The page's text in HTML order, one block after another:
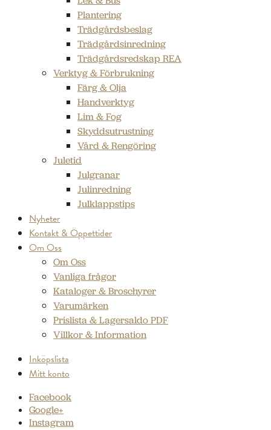
Plantering
Trädgårdsbeslag
Trädgårdsinredning
Trädgårdsredskap REA
Verktyg & Förbrukning
Färg & Olja
Handverktyg
Lim & Fog
Skyddsutrustning
Vård & Rengöring
Juletid
Julgranar
Julinredning
Julklappstips
Nyheter
Kontakt & Öppettider
Om Oss
Om Oss
Vanliga frågor
Kataloger & Broschyrer
Varumärken
Prislista & Lagersaldo PDF
Villkor & Information
Inköpslista
Mitt konto
Facebook
Google+
Instagram